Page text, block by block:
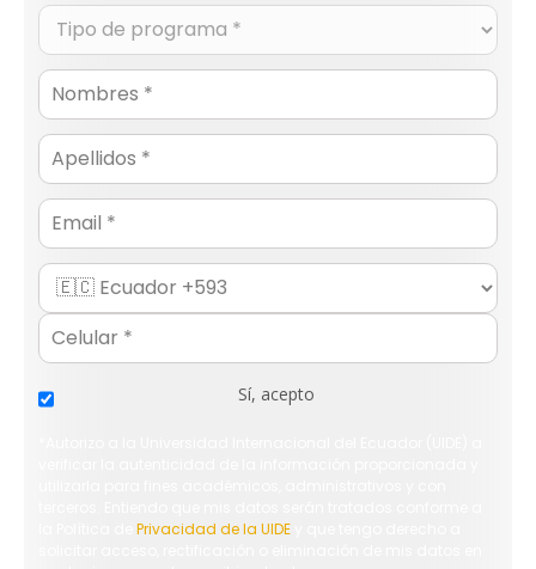
Email
Sí, acepto
Privacidad de la UIDE